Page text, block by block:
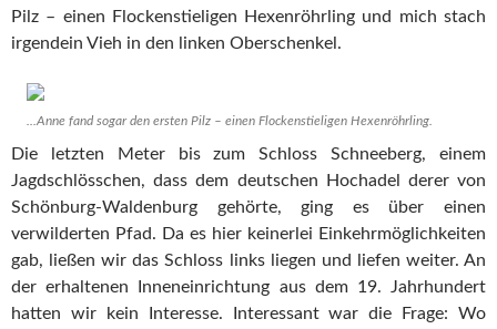
Pilz – einen Flockenstieligen Hexenröhrling und mich stach
irgendein Vieh in den linken Oberschenkel.
...Anne fand sogar den ersten Pilz – einen Flockenstieligen Hexenröhrling.
Die letzten Meter bis zum Schloss Schneeberg, einem
Jagdschlösschen, dass dem deutschen Hochadel derer von
Schönburg-Waldenburg gehörte, ging es über einen
verwilderten Pfad. Da es hier keinerlei Einkehrmöglichkeiten
gab, ließen wir das Schloss links liegen und liefen weiter. An
der erhaltenen Inneneinrichtung aus dem 19. Jahrhundert
hatten wir kein Interesse. Interessant war die Frage: Wo